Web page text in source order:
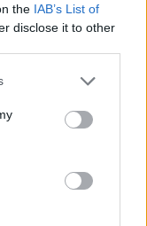
the IAB’s List of
disclose it to other
Szentendrén
a Dunán
felé